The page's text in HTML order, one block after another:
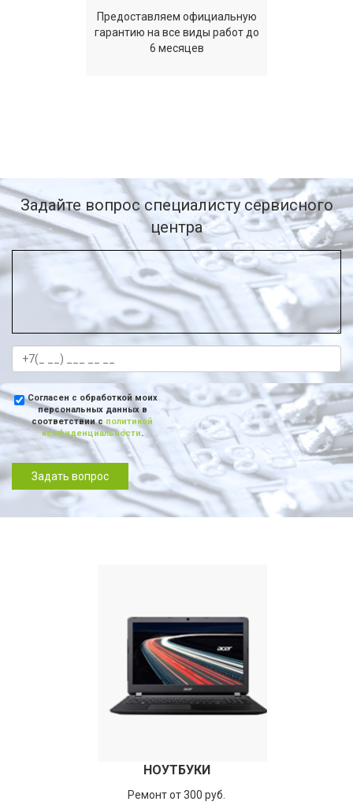
Предоставляем официальную
гарантию на все виды работ до
6 месяцев
Задайте вопрос специалисту сервисного
центра
Согласен с обработкой моих
персональных данных в
соответствии с политикой
конфиденциальности.
Задать вопрос
НОУТБУКИ
Ремонт от 300 руб.